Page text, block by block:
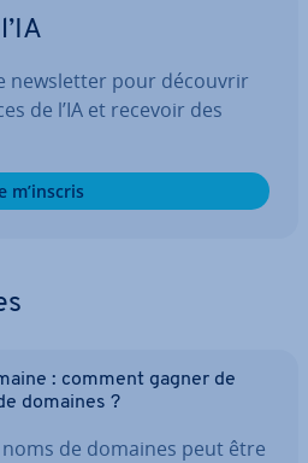
news­let­ter pour découvrir
de l’IA et recevoir des
m’inscris
: comment gagner de
domaines ?
de domaines peut être